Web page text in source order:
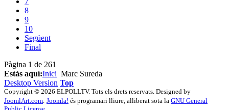
8
9
10
Següent
Final
Pàgina 1 de 261
Estàs aquí:Inici Marc Sureda
Desktop Version Top
Copyright © 2026 ELPOLLTV. Tots els drets reservats. Designed by
JoomlArt.com. Joomla! és programari lliure, alliberat sota la GNU General